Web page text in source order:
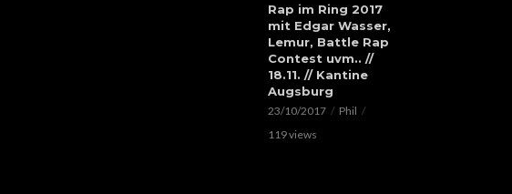
Rap im Ring 2017
mit Edgar Wasser,
Lemur, Battle Rap
Contest uvm.. //
18.11. // Kantine
Augsburg
23/10/2017
Phil
119 views